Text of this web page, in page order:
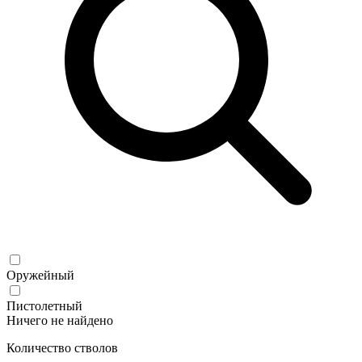
Оружейный
Пистолетный
Ничего не найдено
Количество стволов